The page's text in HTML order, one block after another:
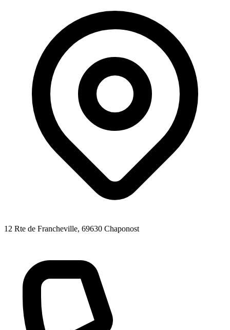
12 Rte de Francheville, 69630 Chaponost